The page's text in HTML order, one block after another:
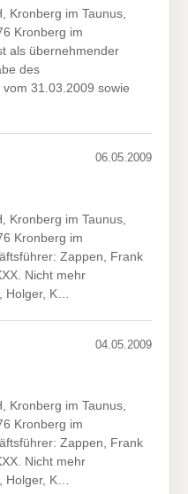
Kronberg im Taunus,
Kronberg im
als übernehmender
des
31.03.2009 sowie
06.05.2009
Kronberg im Taunus,
Kronberg im
Zappen, Frank
Nicht mehr
Holger, K…
04.05.2009
Kronberg im Taunus,
Kronberg im
Zappen, Frank
Nicht mehr
Holger, K…